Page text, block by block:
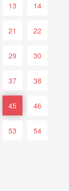
13 14
21 22
29 30
37 38
45 46
53 54